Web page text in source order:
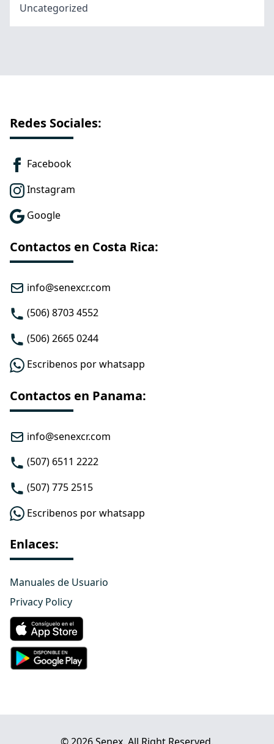
Uncategorized
Redes Sociales:
Facebook
Instagram
Google
Contactos en Costa Rica:
info@senexcr.com
(506) 8703 4552
(506) 2665 0244
Escribenos por whatsapp
Contactos en Panama:
info@senexcr.com
(507) 6511 2222
(507) 775 2515
Escribenos por whatsapp
Enlaces:
Manuales de Usuario
Privacy Policy